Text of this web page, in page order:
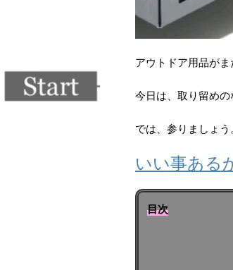
アウトドア用品が
今日は、取り留めの
では、参りましょう
いい事ある
目次